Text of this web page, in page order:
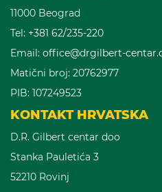
11000 Beograd
Tel: +381 62/235-220
Email: office@drgilbert-
Matični broj: 20762977
PIB: 107249523
KONTAKT HRVATSKA
D.R. Gilbert centar doo
Stanka Pauletića 3
52210 Rovinj